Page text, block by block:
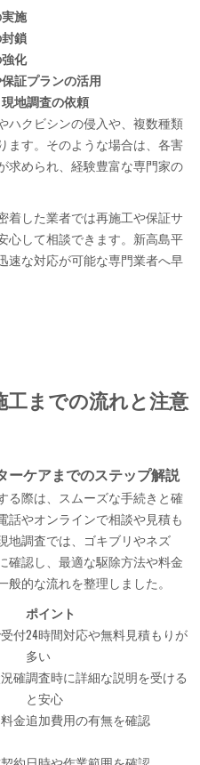
施
鎖
化
証プランの活用
地調査の依頼
ハクビシンの侵入や、複数種類
ます。そのような場合は、各害
求められ、経験豊富な専門家の
着した業者では再施工や保証サ
心して相談できます。新高島平
速な対応が可能な専門業者へ早
までの流れと注意
ーケアまでのステップ解説
る際は、スムーズな手続きと確
話やオンラインで相談や見積も
地調査では、ゴキブリやネズ
確認し、最適な駆除方法や料金
的な流れを整理しました。
ポイント
付24時間対応や無料見積もりが
多い
確調査時に詳細な説明を受ける
と安心
金追加費用の有無を確認